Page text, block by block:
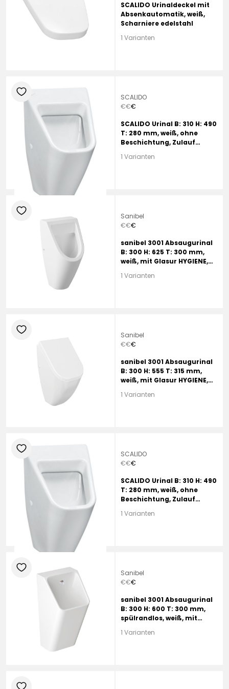
SCALIDO Urinaldeckel mit
Absenkautomatik, weiß,
Scharniere edelstahl
1 Varianten
heart
SCALIDO
€€€
SCALIDO Urinal B: 310 H: 490
T: 280 mm, weiß, ohne
Beschichtung, Zulauf
1 Varianten
heart
Sanibel
€€€
sanibel 3001 Absaugurinal
B: 300 H: 625 T: 300 mm,
weiß, mit Glasur HYGIENE,
1 Varianten
heart
Sanibel
€€€
sanibel 3001 Absaugurinal
B: 300 H: 555 T: 315 mm,
weiß, mit Glasur HYGIENE,
1 Varianten
heart
SCALIDO
€€€
SCALIDO Urinal B: 310 H: 490
T: 280 mm, weiß, ohne
Beschichtung, Zulauf
1 Varianten
heart
Sanibel
€€€
sanibel 3001 Absaugurinal
B: 300 H: 600 T: 300 mm,
spülrandlos, weiß, mit
hinten
1 Varianten
heart